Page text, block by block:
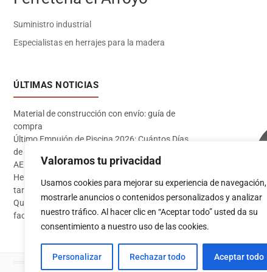
Valoramos tu privacidad
Usamos cookies para mejorar su experiencia de navegación,
mostrarle anuncios o contenidos personalizados y analizar
nuestro tráfico. Al hacer clic en “Aceptar todo” usted da su
consentimiento a nuestro uso de las cookies.
Personalizar Rechazar todo Aceptar todo
Suministro industrial
Especialistas en herrajes para la madera
ÚLTIMAS NOTICIAS
Material de construcción con envío: guía de
compra
Último Empujón de Piscina 2026: Cuántos Días
de Baño te Quedan en Madrid Sur (Datos
AEMET)
Herramientas imprescindibles para instalar
tarima flotante
Qué pintura usar en exterior: guía completa para
fachadas 2026
Acceder